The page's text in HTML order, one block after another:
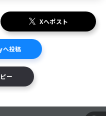
Xへポスト
投稿
ー